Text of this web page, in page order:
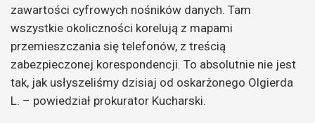
zawartości cyfrowych nośników danych. Tam
wszystkie okoliczności korelują z mapami
przemieszczania się telefonów, z treścią
zabezpieczonej korespondencji. To absolutnie nie jest
tak, jak usłyszeliśmy dzisiaj od oskarżonego Olgierda
L. – powiedział prokurator Kucharski.